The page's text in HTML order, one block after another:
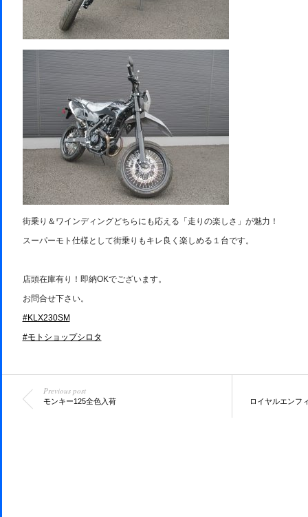
街乗り＆ワインディングどちらにも応える「走りの楽しさ」が魅力！
スーパーモト仕様として街乗りもキレ良く楽しめる１台です。
店頭在庫有り！即納OKでございます。
お問合せ下さい。
#KLX230SM
#モトショップシロタ
Previous post
モンキー125全色入荷 ロイヤルエンフ